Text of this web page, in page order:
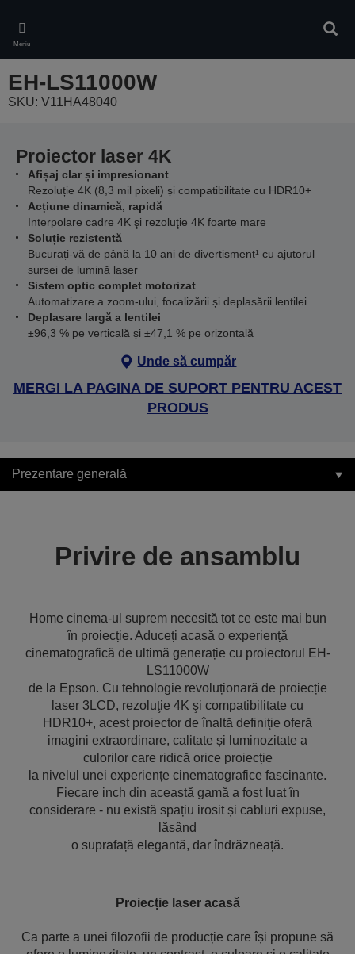
main
content
Meniu
EH-LS11000W
SKU: V11HA48040
Proiector laser 4K
Afișaj clar și impresionant
Rezoluție 4K (8,3 mil pixeli) și compatibilitate cu HDR10+
Acțiune dinamică, rapidă
Interpolare cadre 4K şi rezoluţie 4K foarte mare
Soluție rezistentă
Bucurați-vă de până la 10 ani de divertisment¹ cu ajutorul
sursei de lumină laser
Sistem optic complet motorizat
Automatizare a zoom-ului, focalizării și deplasării lentilei
Deplasare largă a lentilei
±96,3 % pe verticală și ±47,1 % pe orizontală
Unde să cumpăr
MERGI LA PAGINA DE SUPORT PENTRU ACEST
PRODUS
Prezentare generală
Privire de ansamblu
Home cinema-ul suprem necesită tot ce este mai bun
în proiecție. Aduceți acasă o experiență
cinematografică de ultimă generație cu proiectorul EH-
LS11000W
de la Epson. Cu tehnologie revoluționară de proiecție
laser 3LCD, rezoluţie 4K şi compatibilitate cu
HDR10+, acest proiector de înaltă definiţie oferă
imagini extraordinare, calitate și luminozitate a
culorilor care ridică orice proiecție
la nivelul unei experiențe cinematografice fascinante.
Fiecare inch din această gamă a fost luat în
considerare - nu există spațiu irosit și cabluri expuse,
lăsând
o suprafață elegantă, dar îndrăzneață.
Proiecție laser acasă
Ca parte a unei filozofii de producție care își propune să